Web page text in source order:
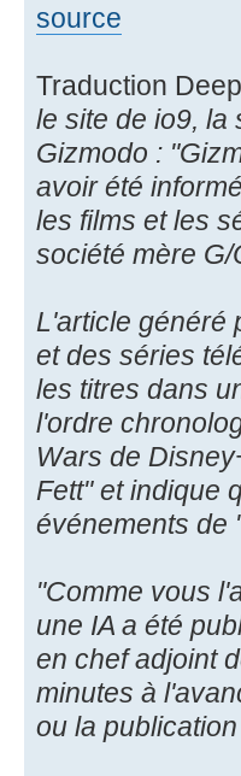
source
Traduction
le site de io9, la
Gizmodo :
avoir été
les films et les
société mère G/
L'article généré
et des séries
les titres dans
l'ordre
Wars de
Fett" et indique
événements de
"Comme vous
une IA a été
en chef adjoint
minutes à
ou la